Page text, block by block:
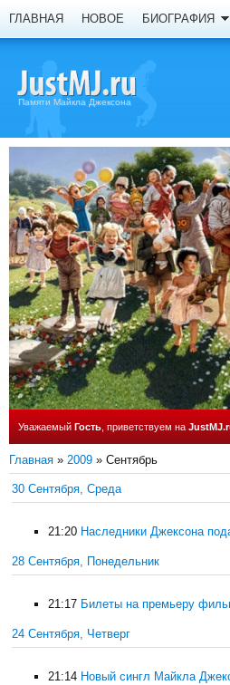
ГЛАВНАЯ НОВОЕ БИОГРАФИЯ
Памяти Майкла Джексона
Уважаемый Гость , приветствуем на
Главная » 2009 » Сентябрь
30 Сентября, Среда
21:20 Наследники Джексона
28 Сентября, Понедельник
21:17 Билеты на премьеру
24 Сентября, Четверг
21:14 Новый сингл Майкла